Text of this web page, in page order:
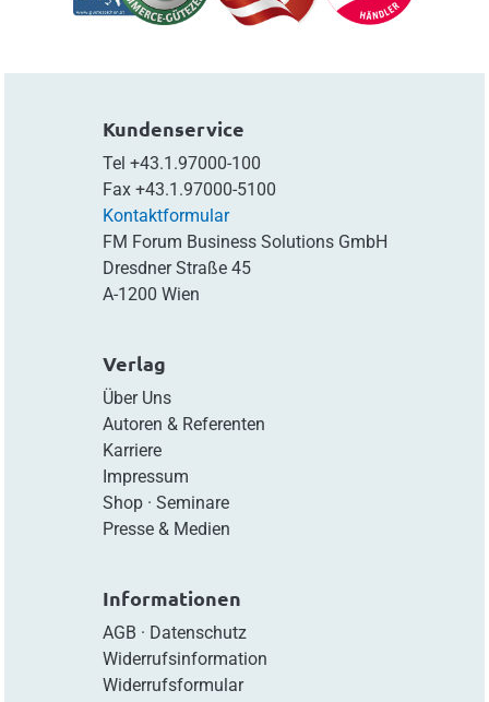
Kundenservice
Tel +43.1.97000-100
Fax +43.1.97000-5100
Kontaktformular
FM Forum Business Solutions GmbH
Dresdner Straße 45
A-1200 Wien
Verlag
Über Uns
Autoren & Referenten
Karriere
Impressum
Shop· Seminare
Presse & Medien
Informationen
AGB · Datenschutz
Widerrufsinformation
Widerrufsformular